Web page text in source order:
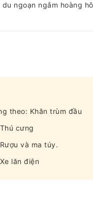
ngoạn ngắm hoàng
theo: Khăn trùm đầu
cưng
và ma túy.
lăn điện